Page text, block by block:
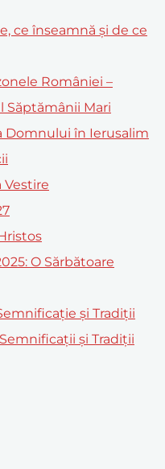
ce înseamnă și de ce
României –
Săptămânii Mari
Domnului în Ierusalim
Vestire
O Sărbătoare
și Tradiții
și Tradiții